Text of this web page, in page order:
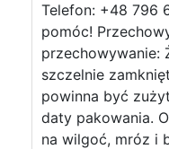
Telefon: +48 796
pomóc!
przechowywanie:
szczelnie
powinna być
daty pakowania.
na wilgoć, mróz i